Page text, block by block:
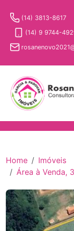
(14) 3813-8617
(14) 9 9744-
Home
Imóveis
Área à Venda,